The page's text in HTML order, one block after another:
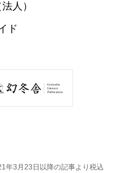
人）
ド
年3月23日以降の記事より税込